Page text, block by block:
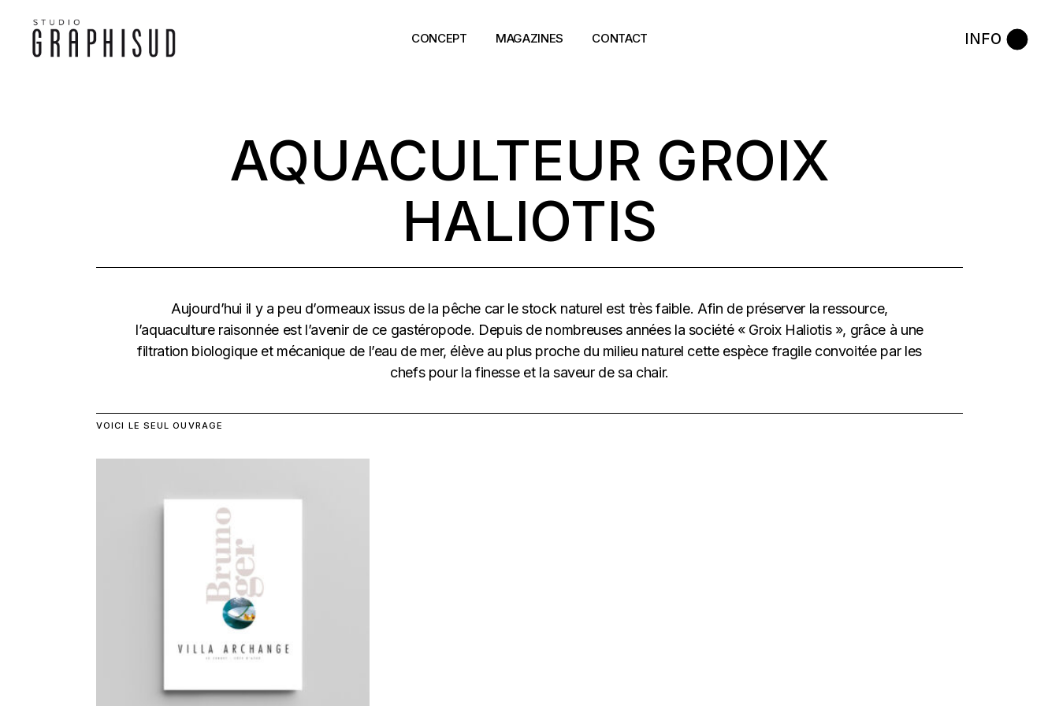
content
CONCEPT MAGAZINES CONTACT INFO
AQUACULTEUR GROIX
HALIOTIS
Aujourd’hui il y a peu d’ormeaux issus de la pêche car le stock naturel est très faible. Afin de préserver la ressource,
l’aquaculture raisonnée est l’avenir de ce gastéropode. Depuis de nombreuses années la société « Groix Haliotis », grâce à une
filtration biologique et mécanique de l’eau de mer, élève au plus proche du milieu naturel cette espèce fragile convoitée par les
chefs pour la finesse et la saveur de sa chair.
VOICI LE SEUL OUVRAGE